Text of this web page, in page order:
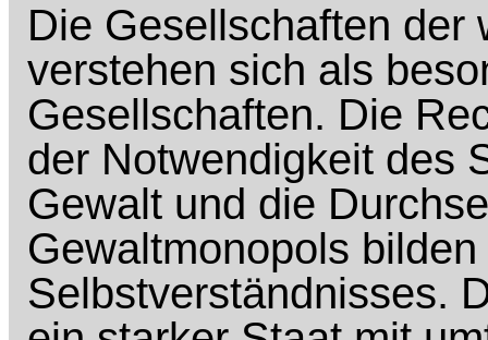
Die Gesellschaften der
verstehen sich als
Gesellschaften. Die
der Notwendigkeit des
Gewalt und die
Gewaltmonopols
Selbstverständnisses.